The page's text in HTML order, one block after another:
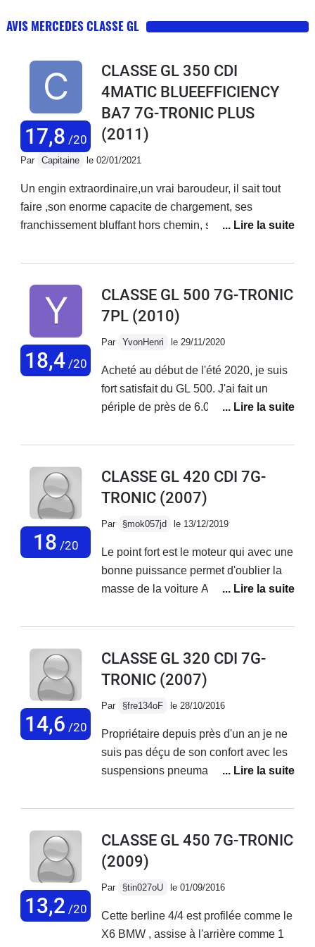
AVIS MERCEDES CLASSE GL
17,8 /20
CLASSE GL 350 CDI
4MATIC BLUEEFFICIENCY
BA7 7G-TRONIC PLUS
(2011)
Par Capitaine le 02/01/2021
Un engin extraordinaire,un vrai baroudeur, il sait tout
faire ,son enorme capacite de chargement, ses
franchissement bluffant hors chemin, ses reprises sur
un coup de Karcher , et il devient un chic gentleman.J
encombrant , mais je n habite pas en ville donc ,...
18,4/20
CLASSE GL 500 7G-TRONIC
7PL (2010)
Par YvonHenri le 29/11/2020
Acheté au début de l'été 2020, je suis
fort satisfait du GL 500. J'ai fait un
périple de près de 6.000 km avec 6
Budapest, caravane double-essieu
tentes canadiennes, etc., sans aucun
problème. Confort et agrément, même
élevée, environ 12 l en solo sur route,
et plus ou moins 18 L avec la
caravane chargée, sans parler des
on s'offre ce genre de véhicule. A
rouleurs, et ceux qui tractent lourd
(plus de 2.200 kg). Pour les curieux,
en usage quotidien j'ai une S 320 CDI,
18 /20
CLASSE GL 420 CDI 7G-
TRONIC (2007)
Par §mok057jd le 13/12/2019
Le point fort est le moteur qui avec une
bonne puissance permet d'oublier la
masse de la voiture Après avoir testé
est vraiment beaucoup plus agréable
faible pour ce type de voiture Les
longs voyages se font dans un très
14,6 /20
CLASSE GL 320 CDI 7G-
TRONIC (2007)
Par §fre134oF le 28/10/2016
Propriétaire depuis près d'un an je ne
suis pas déçu de son confort avec les
suspensions pneumatiques et l'espace
trés pratique avec les sièges
bonne qualité. Certains plastiques ne
sont pas digne de Mercedes. La
est même cassé pour rabattre un
siège.Le mécanisme de l'accoudoir
13,2 /20
CLASSE GL 450 7G-TRONIC
(2009)
Par §tin027oU le 01/09/2016
Cette berline 4/4 est profilée comme le
X6 BMW , assise à l'arrière comme 1